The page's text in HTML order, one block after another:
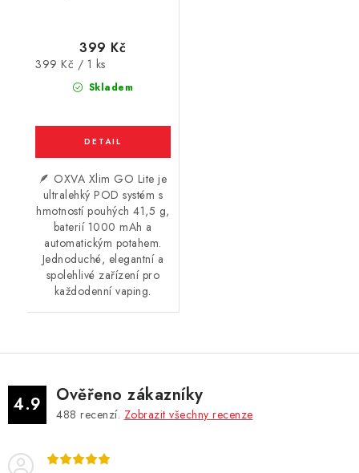
Skladem
399 Kč
Měrná
399 Kč / 1 ks
🪶 OXVA Xlim GO Lite je
ultralehký POD systém s
hmotností pouhých 41,5 g,
baterií 1000 mAh a
automatickým potahem.
Jednoduché, elegantní a
spolehlivé zařízení pro
každodenní vaping.
4.9 Ověřeno zákazníky
488 recenzí. Zobrazit všechny recenze